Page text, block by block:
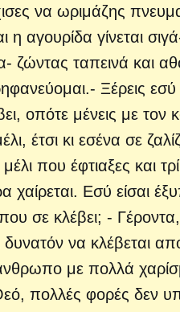
να ωριμάζης
η αγουρίδα γίνεται
ζώντας ταπεινά και
Ξέρεις εσύ
οπότε μένεις με
έτσι κι εσένα σε
που έφτιαξες και
Εσύ είσαι
σε κλέβει; -
δυνατόν να κλέβεται
άνθρωπο με πολλά
πολλές φορές δεν